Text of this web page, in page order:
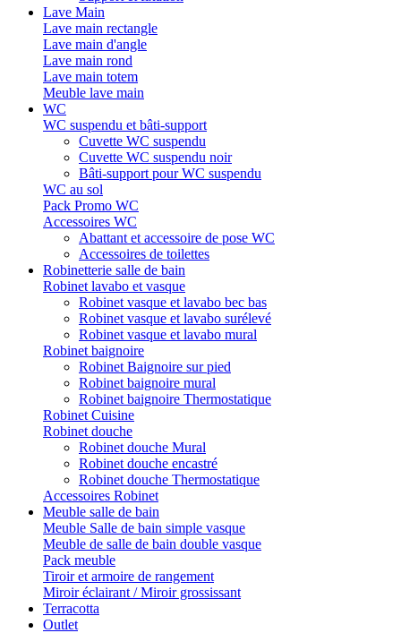
Lave Main
Lave main rectangle
Lave main d'angle
Lave main rond
Lave main totem
Meuble lave main
WC
WC suspendu et bâti-support
Cuvette WC suspendu
Cuvette WC suspendu noir
Bâti-support pour WC suspendu
WC au sol
Pack Promo WC
Accessoires WC
Abattant et accessoire de pose WC
Accessoires de toilettes
Robinetterie salle de bain
Robinet lavabo et vasque
Robinet vasque et lavabo bec bas
Robinet vasque et lavabo surélevé
Robinet vasque et lavabo mural
Robinet baignoire
Robinet Baignoire sur pied
Robinet baignoire mural
Robinet baignoire Thermostatique
Robinet Cuisine
Robinet douche
Robinet douche Mural
Robinet douche encastré
Robinet douche Thermostatique
Accessoires Robinet
Meuble salle de bain
Meuble Salle de bain simple vasque
Meuble de salle de bain double vasque
Pack meuble
Tiroir et armoire de rangement
Miroir éclairant / Miroir grossissant
Terracotta
Outlet